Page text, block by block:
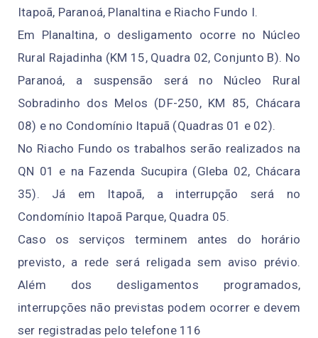
Itapoã, Paranoá, Planaltina e Riacho Fundo I.
Em Planaltina, o desligamento ocorre no Núcleo
Rural Rajadinha (KM 15, Quadra 02, Conjunto B). No
Paranoá, a suspensão será no Núcleo Rural
Sobradinho dos Melos (DF-250, KM 85, Chácara
08) e no Condomínio Itapuã (Quadras 01 e 02).
No Riacho Fundo os trabalhos serão realizados na
QN 01 e na Fazenda Sucupira (Gleba 02, Chácara
35). Já em Itapoã, a interrupção será no
Condomínio Itapoã Parque, Quadra 05.
Caso os serviços terminem antes do horário
previsto, a rede será religada sem aviso prévio.
Além dos desligamentos programados,
interrupções não previstas podem ocorrer e devem
ser registradas pelo telefone 116